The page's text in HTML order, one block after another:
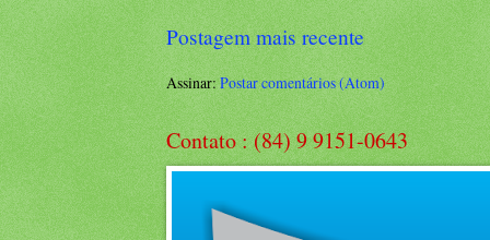
Postagem mais recente
Assinar:Postar comentários (Atom)
Contato : (84) 9 9151-0643